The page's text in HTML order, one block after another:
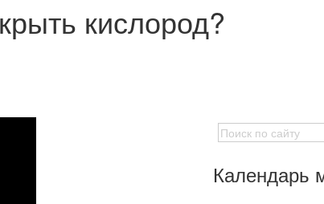
кислород?
Календарь